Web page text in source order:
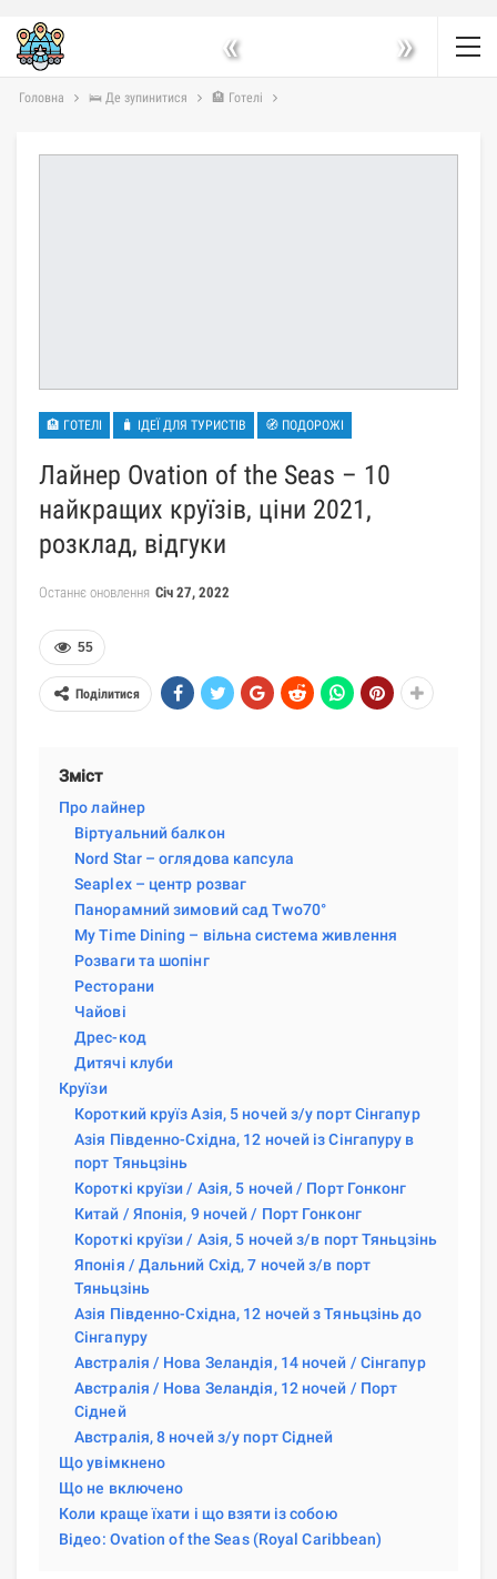
« »
Головна 🛌 Де зупинитися 🏨 Готелі
🏨 ГОТЕЛІ 🧳 ІДЕЇ ДЛЯ ТУРИСТІВ 🧭 ПОДОРОЖІ
Лайнер Ovation of the Seas – 10
найкращих круїзів, ціни 2021,
розклад, відгуки
Останнє оновлення Січ 27, 2022
55
Поділитися
Зміст
Про лайнер
Віртуальний балкон
Nord Star – оглядова капсула
Seaplex – центр розваг
Панорамний зимовий сад Two70°
My Time Dining – вільна система живлення
Розваги та шопінг
Ресторани
Чайові
Дрес-код
Дитячі клуби
Круїзи
Короткий круїз Азія, 5 ночей з/у порт Сінгапур
Азія Південно-Східна, 12 ночей із Сінгапуру в
порт Тяньцзінь
Короткі круїзи / Азія, 5 ночей / Порт Гонконг
Китай / Японія, 9 ночей / Порт Гонконг
Короткі круїзи / Азія, 5 ночей з/в порт Тяньцзінь
Японія / Дальний Схід, 7 ночей з/в порт
Тяньцзінь
Азія Південно-Східна, 12 ночей з Тяньцзінь до
Сінгапуру
Австралія / Нова Зеландія, 14 ночей / Сінгапур
Австралія / Нова Зеландія, 12 ночей / Порт
Сідней
Австралія, 8 ночей з/у порт Сідней
Що увімкнено
Що не включено
Коли краще їхати і що взяти із собою
Відео: Ovation of the Seas (Royal Caribbean)